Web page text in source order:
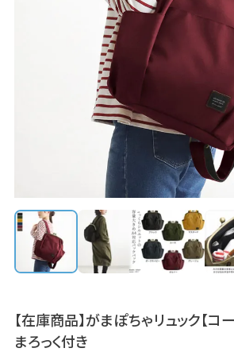
【在庫商品】がまぽちゃリュック【
まろっく付き